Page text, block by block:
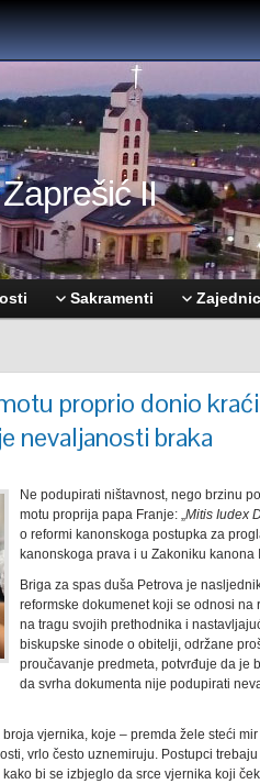
II
Sakramenti
proprio donio
nevaljanosti braka
Ne podupirati ništavnost, nego brzinu
motu proprija papa Franje: „Mitis Iudex
o reformi kanonskoga postupka za
kanonskoga prava i u Zakoniku kanona
Briga za spas duša Petrova je
reformske dokumenet koji se odnosi
na tragu svojih prethodnika i
biskupske sinode o obitelji, održane
proučavanje predmeta, potvrđuje da je
da svrha dokumenta nije podupirati
vjernika, koje – premda žele steći
vrlo često uznemiruju. Postupci
bi se izbjeglo da srce vjernika koji